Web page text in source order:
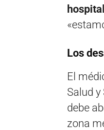
Los
El
Salud
debe
zona